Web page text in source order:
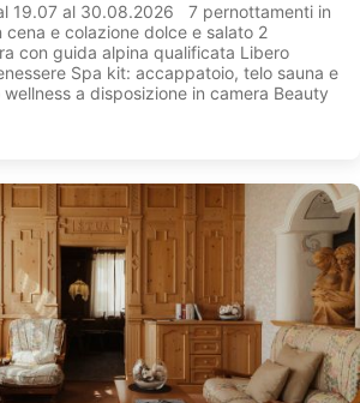
19.07 al 30.08.2026 7 pernottamenti in
cena e colazione dolce e salato 2
con guida alpina qualificata Libero
Spa kit: accappatoio, telo sauna e
a disposizione in camera Beauty